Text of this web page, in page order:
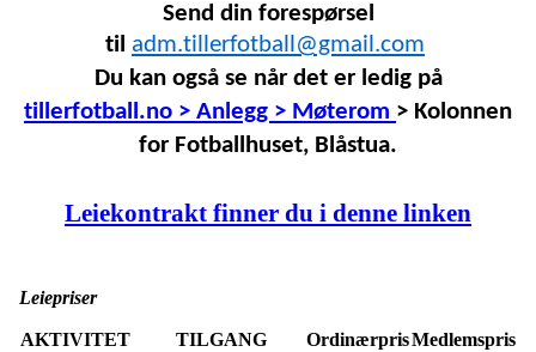
Send din forespørsel
til adm.tillerfotball@gmail.com
Du kan også se når det er ledig på
tillerfotball.no > Anlegg > Møterom > Kolonnen
for Fotballhuset, Blåstua.
Leiekontrakt finner du i denne linken
Leiepriser
AKTIVITET TILGANG OrdinærprisMedlemspris